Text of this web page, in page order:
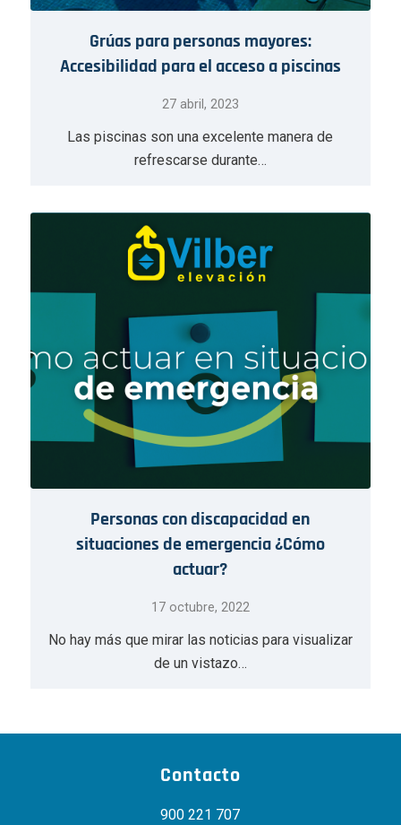
Grúas para personas mayores:
Accesibilidad para el acceso a piscinas
27 abril, 2023
Las piscinas son una excelente manera de
refrescarse durante…
Personas con discapacidad en
situaciones de emergencia ¿Cómo
actuar?
17 octubre, 2022
No hay más que mirar las noticias para visualizar
de un vistazo…
Contacto
900 221 707